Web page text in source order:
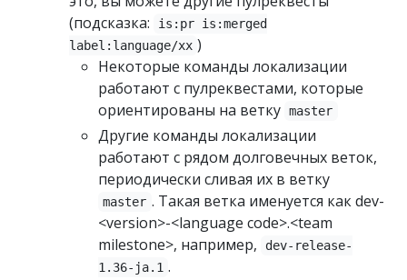
(подсказка:
is:pr is:merged
label:language/xx )
Некоторые команды локализации
работают с пулреквестами, которые
ориентированы на ветку master
Другие команды локализации
работают с рядом долговечных веток,
периодически сливая их в ветку
master . Такая ветка именуется как dev-
<version>-<language code>.<team
milestone>, например,
dev-release-
1.36-ja.1 .